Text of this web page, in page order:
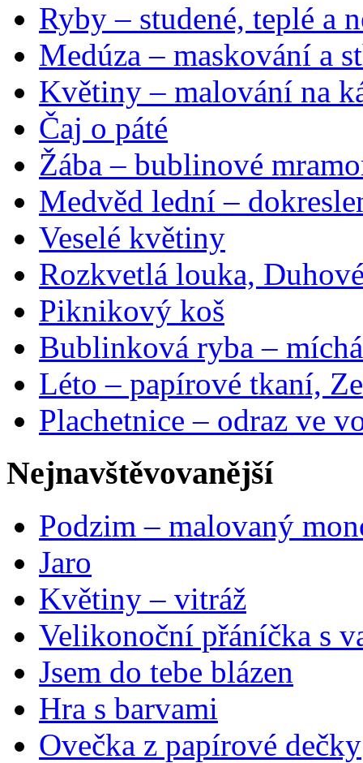
Ryby – studené, teplé a
Medúza – maskování a
Květiny – malování na
Čaj o páté
Žába – bublinové
Medvěd lední –
Veselé květiny
Rozkvetlá louka,
Piknikový koš
Bublinková ryba –
Léto – papírové tkaní,
Plachetnice – odraz ve
Nejnavštěvovanější
Podzim – malovaný
Jaro
Květiny – vitráž
Velikonoční přáníčka s
Jsem do tebe blázen
Hra s barvami
Ovečka z papírové dečky